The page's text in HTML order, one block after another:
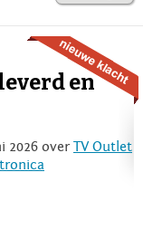
en
2026 overTV Outlet